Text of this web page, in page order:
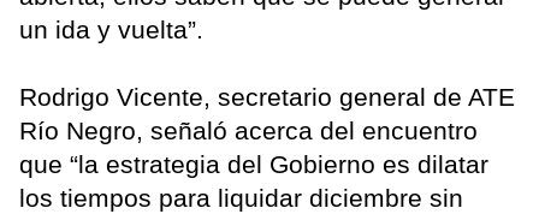
un ida y vuelta”.
Rodrigo Vicente, secretario general de ATE
Río Negro, señaló acerca del encuentro
que “la estrategia del Gobierno es dilatar
los tiempos para liquidar diciembre sin